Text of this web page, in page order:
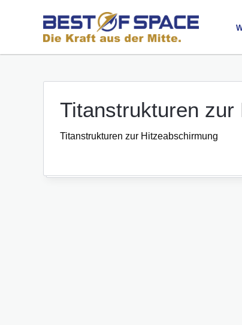
Titanstrukturen
Titanstrukturen zur Hitzeabschirmung